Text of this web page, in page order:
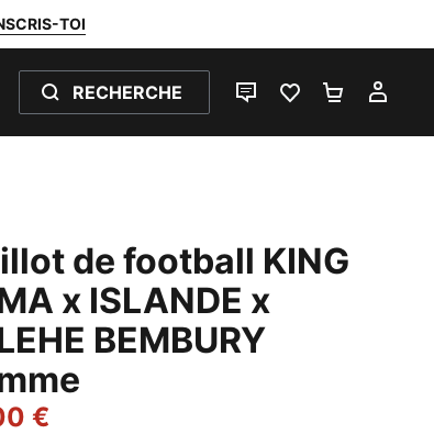
TOI
RECHERCHE
LIVE CHATFAVORIS 0PANIER 0
de football KING
x ISLANDE x
BEMBURY
€